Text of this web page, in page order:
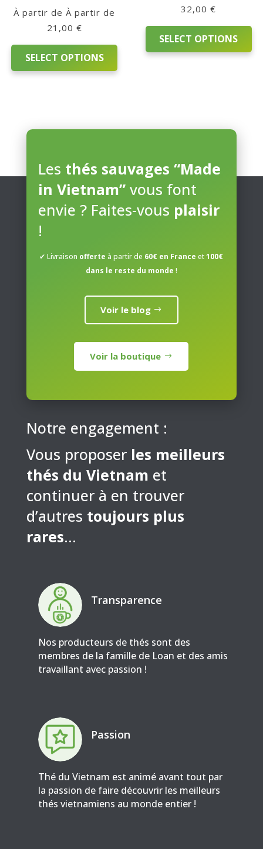
Boutique
Contact
À partir de
21,00 €
SELECT OPTIONS
multiple
32,00€
SELECT OPTIONS
variants.
may
be
chosen
product
page
Les thés sauvages “Made
in Vietnam”vous font
envie ? Faites-vous plaisir
!
✔ Livraison offerte à partir de 60€ en France et100€
dans le reste du monde !
Voir le blog
Voir la boutique
Notre engagement :
Vous proposer les meilleurs
thés du Vietnam et
continuer à en trouver
d’autres toujours plus
rares…
Transparence
Nos producteurs de thés sont des
membres de la famille de Loan et des amis
travaillant avec passion !
Passion
Thé du Vietnam est animé avant tout par
la passion de faire découvrir les meilleurs
thés vietnamiens au monde entier !